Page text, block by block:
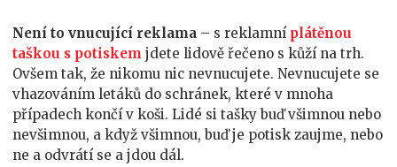
Není to vnucující reklama – s reklamní plátěnou
taškou s potiskem jdete lidově řečeno s kůží na trh.
Ovšem tak, že nikomu nic nevnucujete. Nevnucujete se
vhazováním letáků do schránek, které v mnoha
případech končí v koši. Lidé si tašky buď všimnou nebo
nevšimnou, a když všimnou, buď je potisk zaujme, nebo
ne a odvrátí se a jdou dál.